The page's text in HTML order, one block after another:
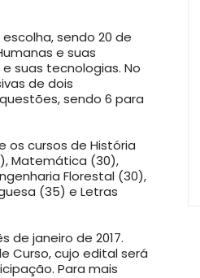
sendo 20 de
e suas
suas tecnologias. No
de dois
sendo 6 para
os cursos de História
Matemática (30),
Florestal (30),
(35) e Letras
de janeiro de 2017.
Curso, cujo edital será
Para mais